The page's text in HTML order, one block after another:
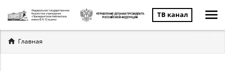
ТВ канал
Вы
здесь
Главная